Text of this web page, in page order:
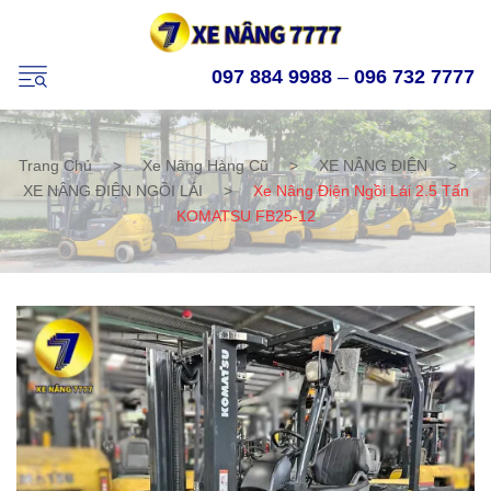
097 884 9988 – 096 732 7777
Trang Chủ > Xe Nâng Hàng Cũ > XE NÂNG ĐIỆN
>
XE NÂNG ĐIỆN NGỒI LÁI
>
Xe Nâng Điện Ngồi Lái 2.5 Tấn
KOMATSU FB25-12